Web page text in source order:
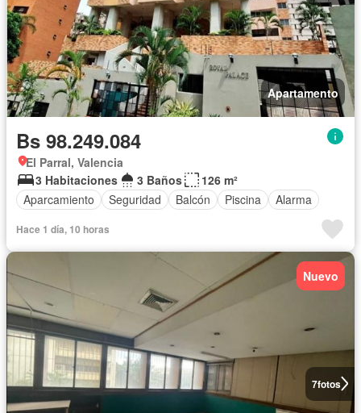
Apartamento
Bs 98.249.084
El Parral, Valencia
3 Habitaciones
3 Baños
126 m²
Aparcamiento
Seguridad Balcón Piscina Alarma
Hace 1 día, 10 horas
7fotos
Nuevo